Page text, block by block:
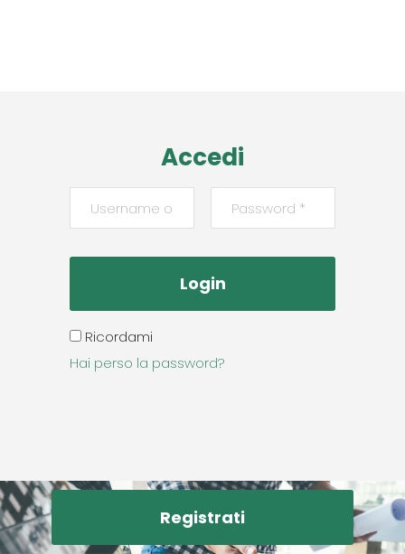
Accedi
Ricordami
Hai perso la password?
Registrati